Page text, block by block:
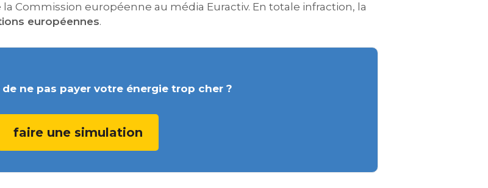
la Commission européenne au média Euractiv. En totale infraction, la
européennes.
de ne pas payer votre énergie trop cher ?
faire une simulation